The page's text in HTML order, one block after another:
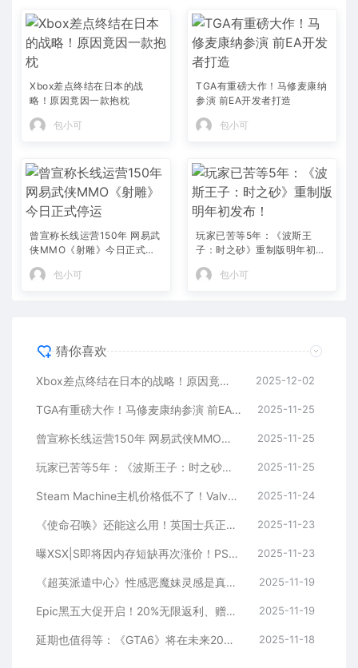
Xbox差点终结在日本的战
略！原因竟因一款抱枕
包小可
TGA有重磅大作！马修麦康纳
参演 前EA开发者打造
包小可
曾宣称长线运营150年 网易武
侠MMO《射雕》今日正式停
运
包小可
玩家已苦等5年：《波斯王
子：时之砂》重制版明年初发
布！
包小可
猜你喜欢
Xbox差点终结在日本的战略！原因竟因一款抱枕 2025-12-02
TGA有重磅大作！马修麦康纳参演 前EA开发者打造 2025-11-25
曾宣称长线运营150年 网易武侠MMO《射雕》今日正式停运 2025-11-25
玩家已苦等5年：《波斯王子：时之砂》重制版明年初发布！ 2025-11-25
Steam Machine主机价格低不了！Valve不会亏本补贴 2025-11-24
《使命召唤》还能这么用！英国士兵正使用电子游戏提升“战备水平” 2025-11-23
曝XSX|S即将因内存短缺再次涨价！PS5境况则好很多 2025-11-23
《超英派遣中心》性感恶魔妹灵感是真人：百万级女网红 2025-11-19
Epic黑五大促开启！20%无限返利、赠礼功能上线 2025-11-19
延期也值得等：《GTA6》将在未来20年超越所有其他游戏！ 2025-11-18